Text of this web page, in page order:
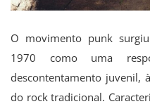
O movimento punk
1970 como uma
descontentamento juvenil,
do rock tradicional.